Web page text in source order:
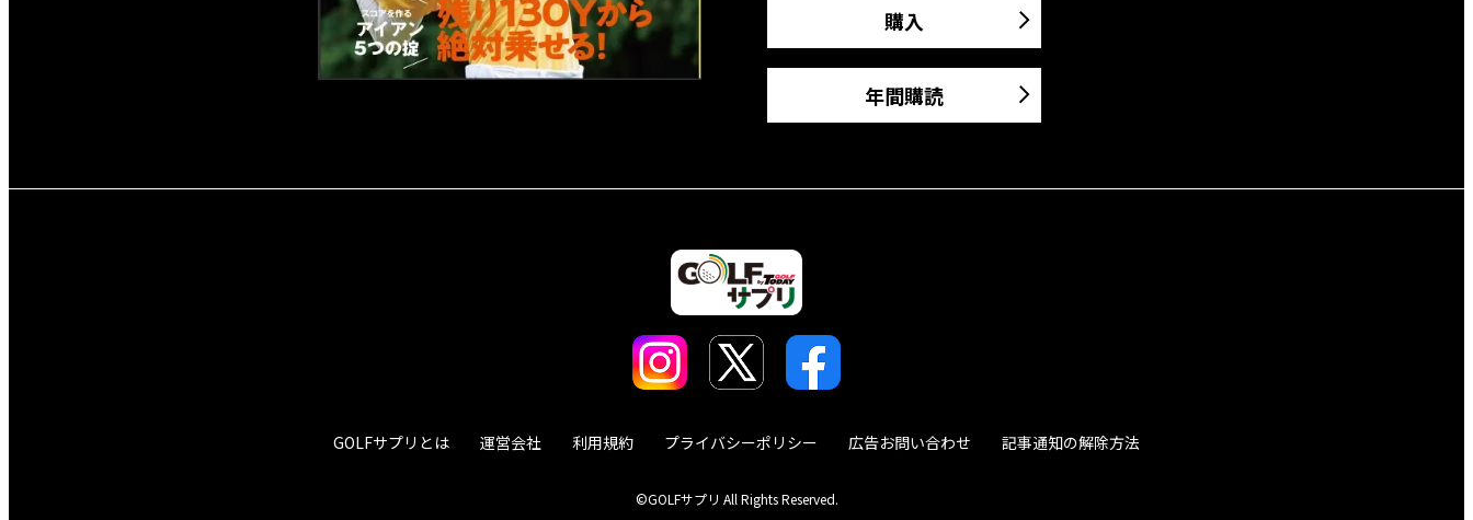
購入
年間購読
GOLFサプリとは 運営会社 利用規約 プライバシーポリシー 広告お問い合わせ 記事通知の解除方法
©GOLFサプリ All Rights Reserved.